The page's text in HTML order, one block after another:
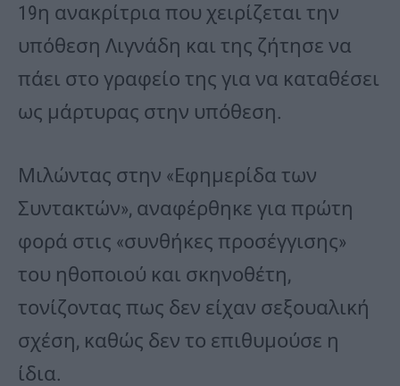
19η ανακρίτρια που χειρίζεται την
υπόθεση Λιγνάδη και της ζήτησε να
πάει στο γραφείο της για να καταθέσει
ως μάρτυρας στην υπόθεση.
Μιλώντας στην «Εφημερίδα των
Συντακτών», αναφέρθηκε για πρώτη
φορά στις «συνθήκες προσέγγισης»
του ηθοποιού και σκηνοθέτη,
τονίζοντας πως δεν είχαν σεξουαλική
σχέση, καθώς δεν το επιθυμούσε η
ίδια.